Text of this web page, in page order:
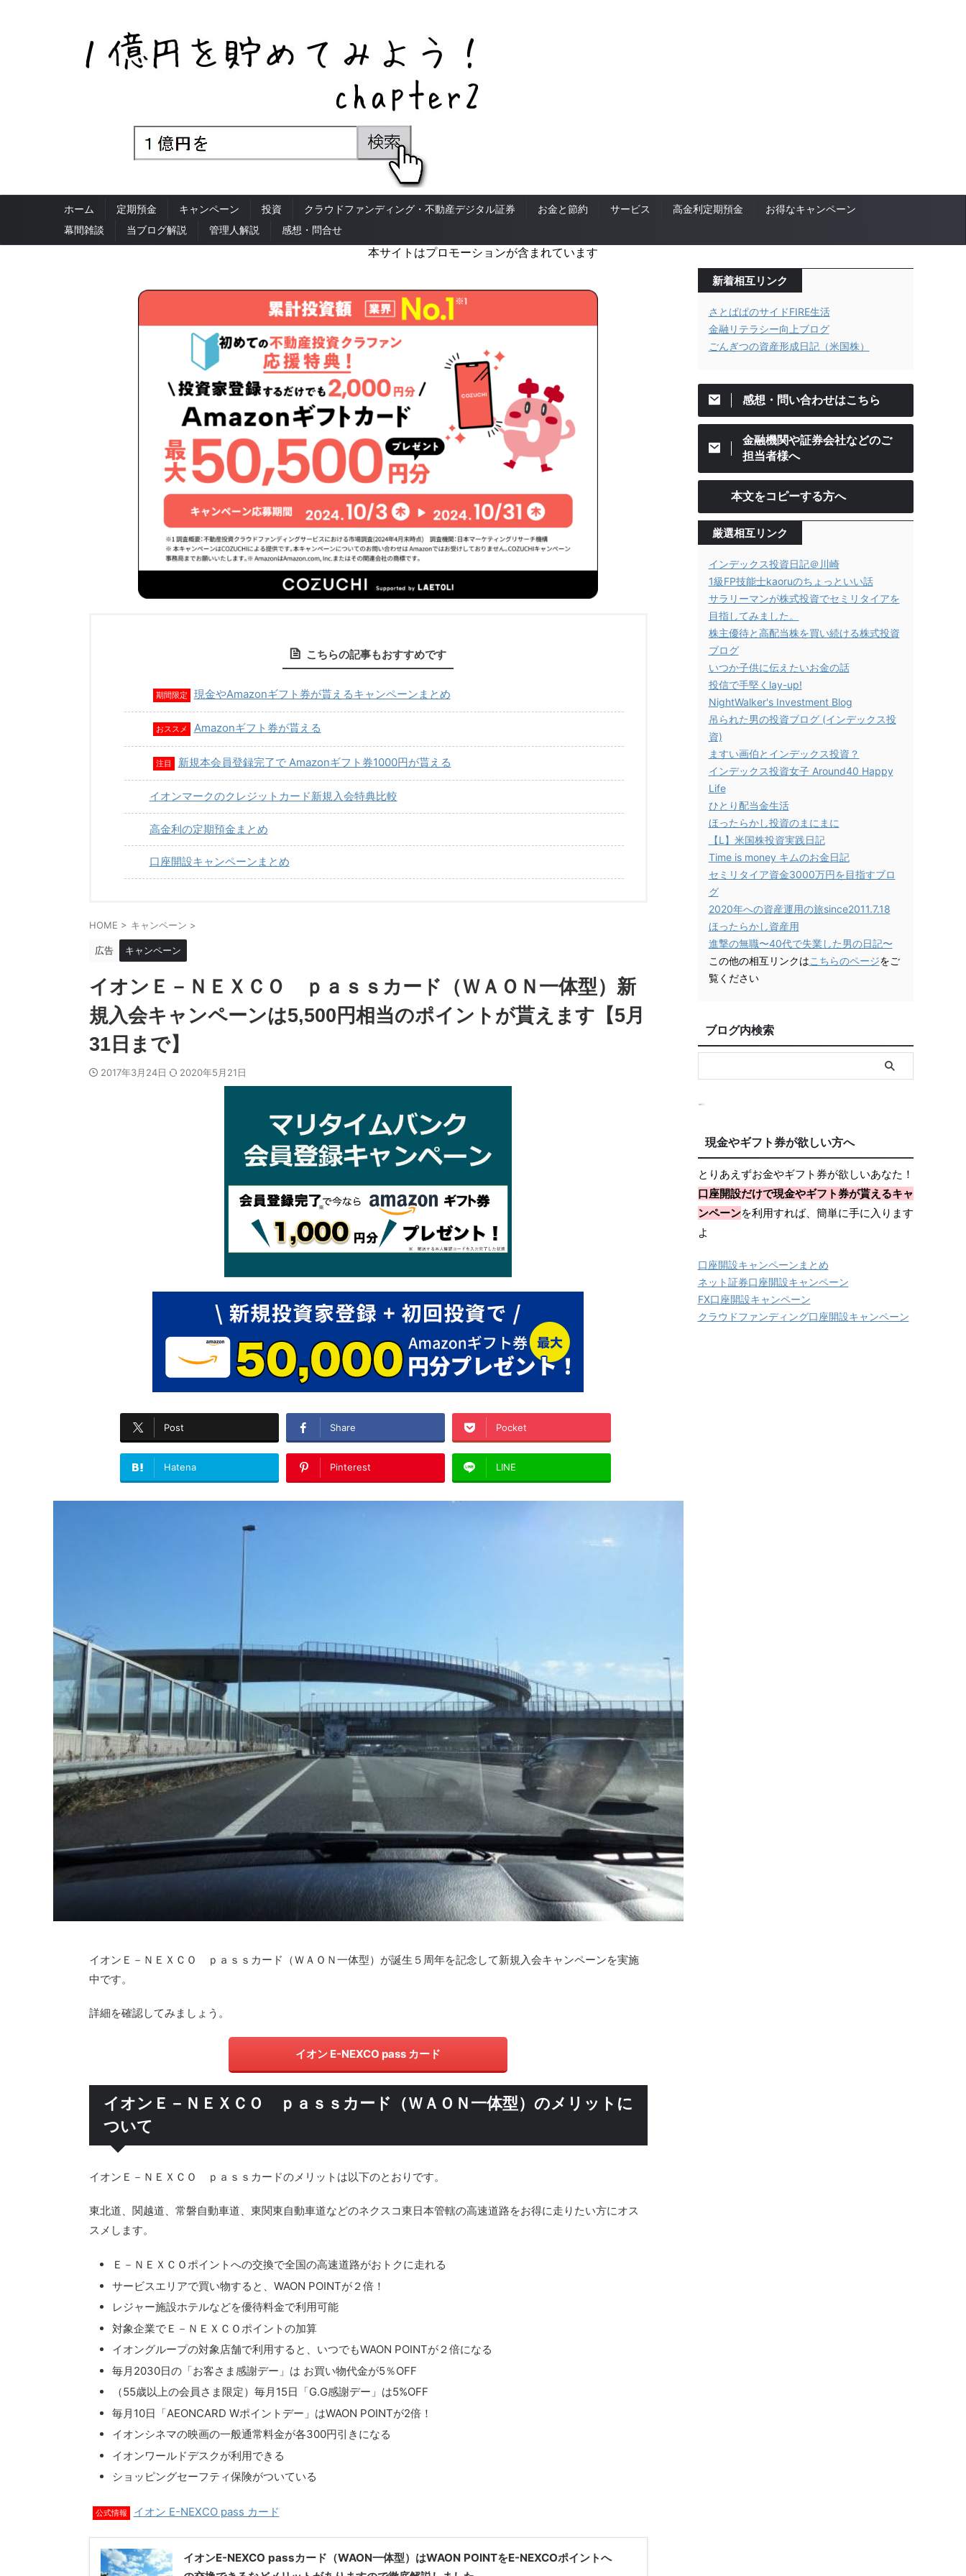
ホーム 定期預金 キャンペーン 投資 クラウドファンディング・不動産デジタル証券 お金と節約 サービス 高金利定期預金
お得なキャンペーン
幕間雑談
当ブログ解説 管理人解説 感想・問合せ
本サイトはプロモーションが含まれています
こちらの記事もおすすめです
期間限定 現金やAmazonギフト券が貰えるキャンペーンまとめ
おススメ Amazonギフト券が貰える
注目 新規本会員登録完了で Amazonギフト券1000円が貰える
イオンマークのクレジットカード新規入会特典比較
高金利の定期預金まとめ
口座開設キャンペーンまとめ
HOME > キャンペーン >
広告 キャンペーン
イオンＥ－ＮＥＸＣＯ ｐａｓｓカード（ＷＡＯＮ一体型）新
規入会キャンペーンは5,500円相当のポイントが貰えます【5月
31日まで】
2017年3月24日 2020年5月21日
Post Share Pocket
Hatena Pinterest LINE
イオンＥ－ＮＥＸＣＯ ｐａｓｓカード（ＷＡＯＮ一体型）が誕生５周年を記念して新規入会キャンペーンを実施
中です。
詳細を確認してみましょう。
イオン E-NEXCO pass カード
イオンＥ－ＮＥＸＣＯ ｐａｓｓカード（ＷＡＯＮ一体型）のメリットに
ついて
イオンＥ－ＮＥＸＣＯ ｐａｓｓカードのメリットは以下のとおりです。
東北道、関越道、常磐自動車道、東関東自動車道などのネクスコ東日本管轄の高速道路をお得に走りたい方にオス
スメします。
Ｅ－ＮＥＸＣＯポイントへの交換で全国の高速道路がおトクに走れる
サービスエリアで買い物すると、WAON POINTが２倍！
レジャー施設ホテルなどを優待料金で利用可能
対象企業でＥ－ＮＥＸＣＯポイントの加算
イオングループの対象店舗で利用すると、いつでもWAON POINTが２倍になる
毎月2030日の「お客さま感謝デー」は お買い物代金が5％OFF
（55歳以上の会員さま限定）毎月15日「G.G感謝デー」は5%OFF
毎月10日「AEONCARD Wポイントデー」はWAON POINTが2倍！
イオンシネマの映画の一般通常料金が各300円引きになる
イオンワールドデスクが利用できる
ショッピングセーフティ保険がついている
公式情報 イオン E-NEXCO pass カード
イオンE-NEXCO passカード（WAON一体型）はWAON POINTをE-NEXCOポイントへ
新着相互リンク
さとぱぱのサイドFIRE生活
金融リテラシー向上ブログ
ごんぎつの資産形成日記（米国株）
感想・問い合わせはこちら
金融機関や証券会社などのご
担当者様へ
本文をコピーする方へ
厳選相互リンク
インデックス投資日記＠川崎
1級FP技能士kaoruのちょっといい話
サラリーマンが株式投資でセミリタイアを
目指してみました。
株主優待と高配当株を買い続ける株式投資
ブログ
いつか子供に伝えたいお金の話
投信で手堅くlay-up!
NightWalker's Investment Blog
吊られた男の投資ブログ (インデックス投
資)
ますい画伯とインデックス投資？
インデックス投資女子 Around40 Happy
Life
ひとり配当金生活
ほったらかし投資のまにまに
【L】米国株投資実践日記
Time is money キムのお金日記
セミリタイア資金3000万円を目指すブロ
グ
2020年への資産運用の旅since2011.7.18
ほったらかし資産用
進撃の無職〜40代で失業した男の日記〜
この他の相互リンクはこちらのページをご
覧ください
ブログ内検索
現金やギフト券が欲しい方へ
とりあえずお金やギフト券が欲しいあなた！
口座開設だけで現金やギフト券が貰えるキャ
ンペーンを利用すれば、簡単に手に入ります
よ
口座開設キャンペーンまとめ
ネット証券口座開設キャンペーン
FX口座開設キャンペーン
クラウドファンディング口座開設キャンペーン